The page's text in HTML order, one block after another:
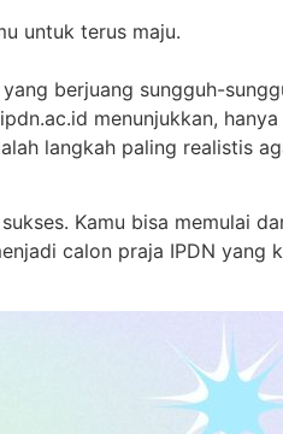
untuk terus maju.
berjuang sungguh-
menunjukkan,
langkah paling realistis
Kamu bisa memulai
calon praja IPDN yang